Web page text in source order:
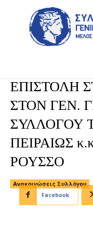
ΕΠΙΣΤΟΛΗ
ΣΤΟΝ ΓΕΝ.
ΣΥΛΛΟΓΟΥ
ΠΕΙΡΑΙΩΣ
ΡΟΥΣΣΟ
Ανακοινώσεις Συλλόγου
Facebook